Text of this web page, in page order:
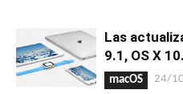
Las
9.1, OS X
macOS 24/